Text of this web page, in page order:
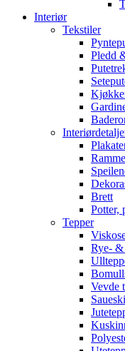
Interiør
Tekstiler
Pledd
Brett
Potter,
Tepper
Rye- &
Vevde